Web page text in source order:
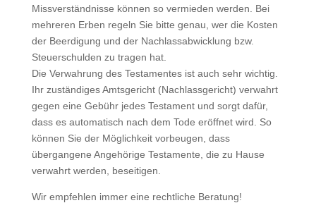
Missverständnisse können so vermieden werden. Bei
mehreren Erben regeln Sie bitte genau, wer die Kosten
der Beerdigung und der Nachlassabwicklung bzw.
Steuerschulden zu tragen hat.
Die Verwahrung des Testamentes ist auch sehr wichtig.
Ihr zuständiges Amtsgericht (Nachlassgericht) verwahrt
gegen eine Gebühr jedes Testament und sorgt dafür,
dass es automatisch nach dem Tode eröffnet wird. So
können Sie der Möglichkeit vorbeugen, dass
übergangene Angehörige Testamente, die zu Hause
verwahrt werden, beseitigen.
Wir empfehlen immer eine rechtliche Beratung!